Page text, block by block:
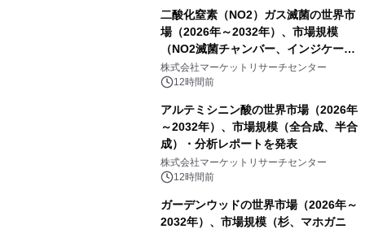
二酸化窒素（NO2）ガス滅菌の世界市
場（2026年～2032年）、市場規模
（NO2滅菌チャンバー、インジケータ
ーおよびモニタリングシステム、その
他）・分析レポートを発表
株式会社マーケットリサーチセンター
12時間前
アルテミシニン酸の世界市場（2026年
～2032年）、市場規模（全合成、半合
成）・分析レポートを発表
株式会社マーケットリサーチセンター
12時間前
ガーデンウッドの世界市場（2026年～
2032年）、市場規模（杉、マホガニ